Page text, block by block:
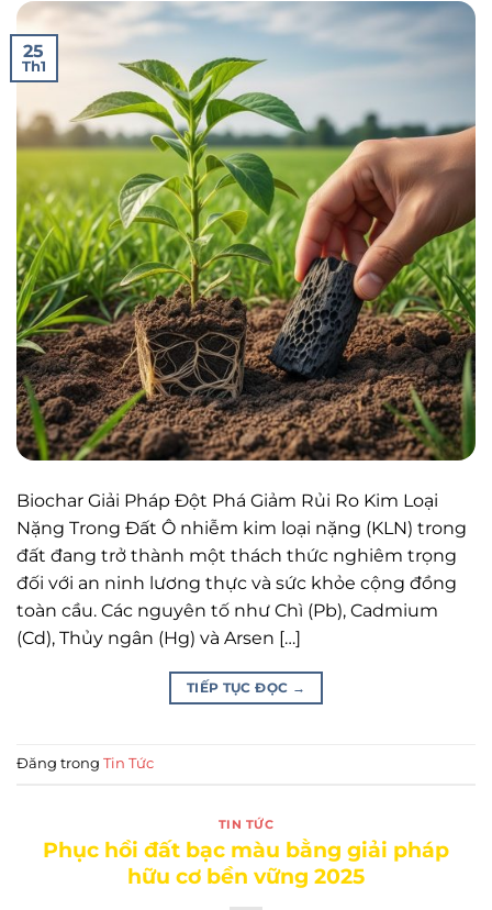
25
Th1
Biochar Giải Pháp Đột Phá Giảm Rủi Ro Kim Loại
Nặng Trong Đất Ô nhiễm kim loại nặng (KLN) trong
đất đang trở thành một thách thức nghiêm trọng
đối với an ninh lương thực và sức khỏe cộng đồng
toàn cầu. Các nguyên tố như Chì (Pb), Cadmium
(Cd), Thủy ngân (Hg) và Arsen […]
TIẾP TỤC ĐỌC →
Đăng trong Tin Tức
TIN TỨC
Phục hồi đất bạc màu bằng giải pháp
hữu cơ bền vững 2025